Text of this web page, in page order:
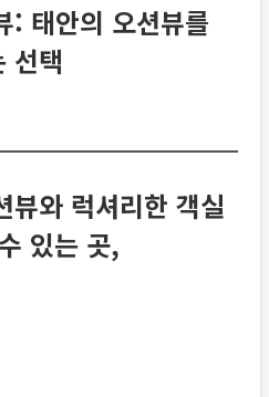
: 태안의 오션뷰를
선택
뷰와 럭셔리한 객실
있는 곳,